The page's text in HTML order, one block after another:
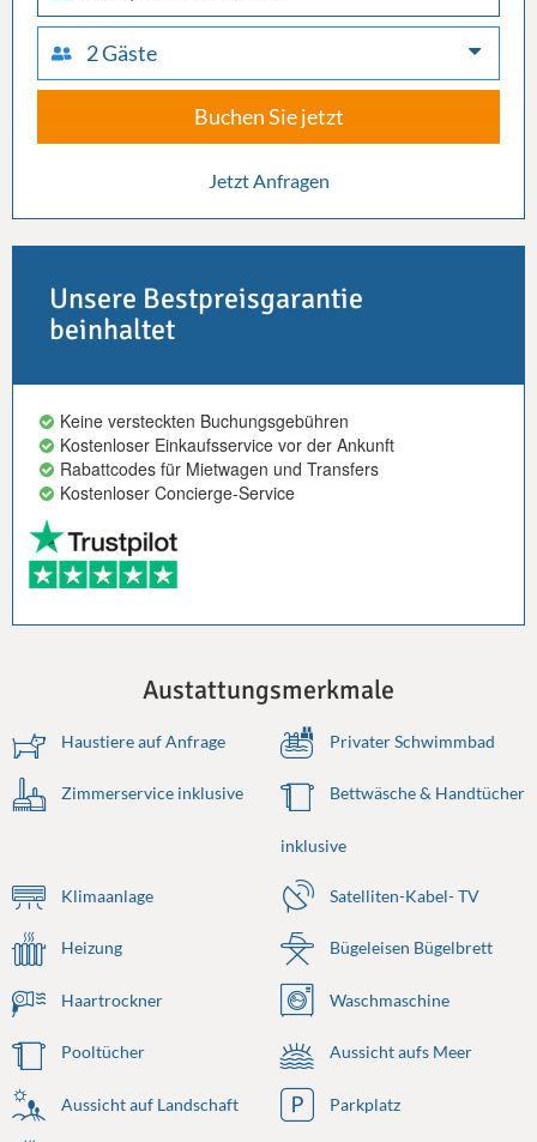
2 Gäste
Buchen Sie jetzt
Jetzt Anfragen
Unsere Bestpreisgarantie
beinhaltet
Keine versteckten Buchungsgebühren
Kostenloser Einkaufsservice vor der Ankunft
Rabattcodes für Mietwagen und Transfers
Kostenloser Concierge-Service
Austattungsmerkmale
Haustiere auf Anfrage Privater Schwimmbad
Zimmerservice inklusive Bettwäsche & Handtücher
inklusive
Klimaanlage Satelliten-Kabel- TV
Heizung Bügeleisen Bügelbrett
Haartrockner Waschmaschine
Pooltücher Aussicht aufs Meer
Aussicht auf Landschaft Parkplatz